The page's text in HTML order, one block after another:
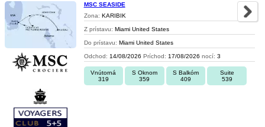
MSC SEASIDE
Zona: KARIBIK
Z prístavu: Miami United States
Do prístavu: Miami United States
Odchod: 14/08/2026 Príchod: 17/08/2026 nocí: 3
Vnútorná
319
S Oknom
359
S Balkóm
409
Suite
539